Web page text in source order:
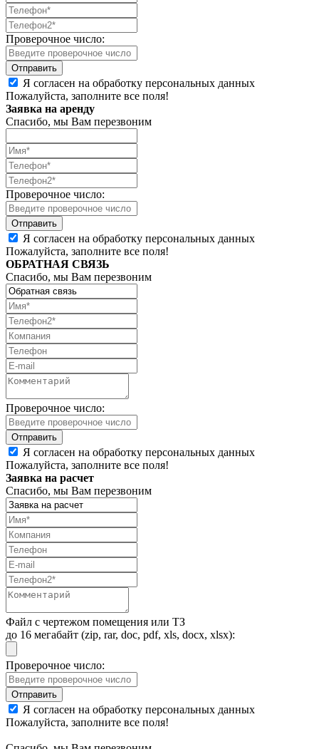
Проверочное число:
Я согласен на обработку персональных данных
Пожалуйста, заполните все поля!
Заявка на аренду
Спасибо, мы Вам перезвоним
Проверочное число:
Я согласен на обработку персональных данных
Пожалуйста, заполните все поля!
ОБРАТНАЯ СВЯЗЬ
Спасибо, мы Вам перезвоним
Проверочное число:
Я согласен на обработку персональных данных
Пожалуйста, заполните все поля!
Заявка на расчет
Спасибо, мы Вам перезвоним
Файл с чертежом помещения или ТЗ
до 16 мегабайт (zip, rar, doc, pdf, xls, docx, xlsx):
Проверочное число:
Я согласен на обработку персональных данных
Пожалуйста, заполните все поля!